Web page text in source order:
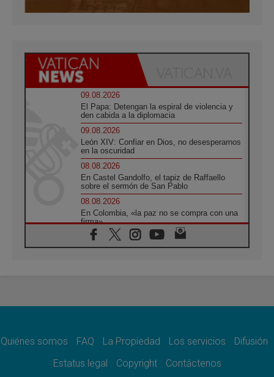
09.08.2026
El Papa: Detengan la espiral de violencia y
den cabida a la diplomacia
09.08.2026
León XIV: Confiar en Dios, no desesperarnos
en la oscuridad
08.08.2026
En Castel Gandolfo, el tapiz de Raffaello
sobre el sermón de San Pablo
08.08.2026
En Colombia, «la paz no se compra con una
firma»
08.08.2026
En Venezuela celebraron los 416 años del
08.08.2026
07.08.2026
se convierte en diócesis
Quiénes somos FAQ La Propiedad Los servicios
Difusión
Estatus legal
Copyright Contáctenos